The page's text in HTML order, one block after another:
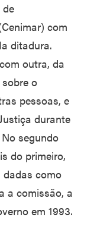
com
ditadura.
outra, da
o
pessoas, e
durante
segundo
do primeiro,
dadas como
a comissão, a
em 1993.